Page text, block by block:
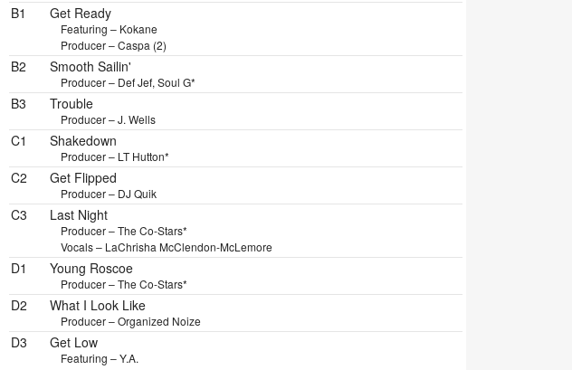
B1 Get Ready
Featuring – Kokane
Producer – Caspa (2)
B2 Smooth Sailin'
Producer – Def Jef, Soul G*
B3 Trouble
Producer – J. Wells
C1 Shakedown
Producer – LT Hutton*
C2 Get Flipped
Producer – DJ Quik
C3 Last Night
Producer – The Co-Stars*
Vocals – LaChrisha McClendon-McLemore
D1 Young Roscoe
Producer – The Co-Stars*
D2 What I Look Like
Producer – Organized Noize
D3 Get Low
Featuring – Y.A.